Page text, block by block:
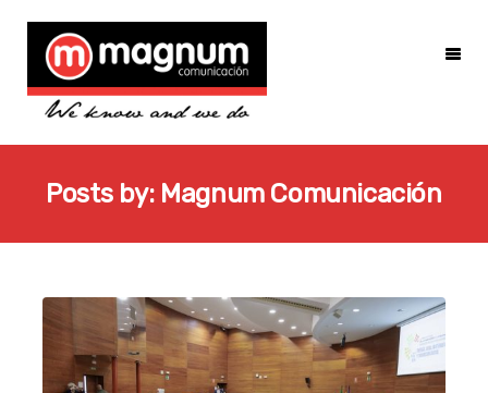
Posts by: Magnum Comunicación